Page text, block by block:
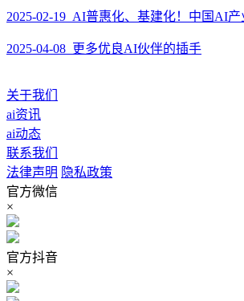
2025-02-19 AI普惠化、基建化！中国AI
2025-04-08 更多优良AI伙伴的插手
关于我们
ai资讯
ai动态
联系我们
法律声明 隐私政策
官方微信
×
官方抖音
×